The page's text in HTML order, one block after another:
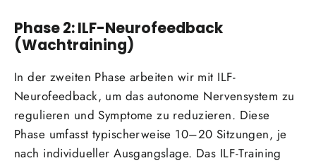
Phase 2: ILF-Neurofeedback
(Wachtraining)
In der zweiten Phase arbeiten wir mit ILF-
Neurofeedback, um das autonome Nervensystem zu
regulieren und Symptome zu reduzieren. Diese
Phase umfasst typischerweise 10–20 Sitzungen, je
nach individueller Ausgangslage. Das ILF-Training